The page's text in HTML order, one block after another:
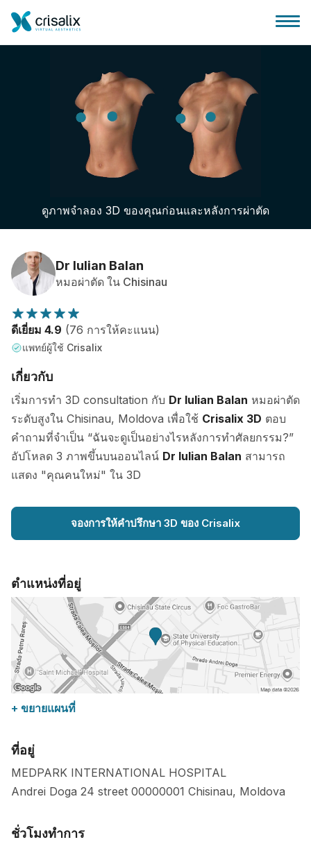
บ้านของหมอผ่าตัด
แพลตฟอร์มธุรกิจ 3D
แผน
ความคิดเห็นของคนไข้
ดูภาพจำลอง 3D ของคุณก่อนและหลังการผ่าตัด
Dr Iulian Balan
หมอผ่าตัด ใน Chisinau
ดีเยี่ยม 4.9 (76 การให้คะแนน)
แพทย์ผู้ใช้ Crisalix
เกี่ยวกับ
เริ่มการทำ 3D consultation กับ Dr Iulian Balan หมอผ่าตัด
ระดับสูงใน Chisinau, Moldova เพื่อใช้ Crisalix 3D ตอบ
คำถามที่จำเป็น “ฉันจะดูเป็นอย่างไรหลังการทำศัลยกรรม?”
อัปโหลด 3 ภาพขึ้นบนออนไลน์ Dr Iulian Balan สามารถ
แสดง "คุณคนใหม่" ใน 3D
จองการให้คำปรึกษา 3D ของ Crisalix
ตำแหน่งที่อยู่
+ ขยายแผนที่
ที่อยู่
MEDPARK INTERNATIONAL HOSPITAL
Andrei Doga 24 street 00000001 Chisinau, Moldova
ชั่วโมงทำการ